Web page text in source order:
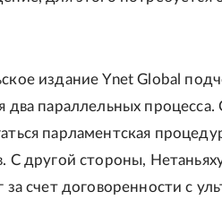
издание Ynet Global
два параллельных
парламентская
С другой стороны,
за счет договоренности с